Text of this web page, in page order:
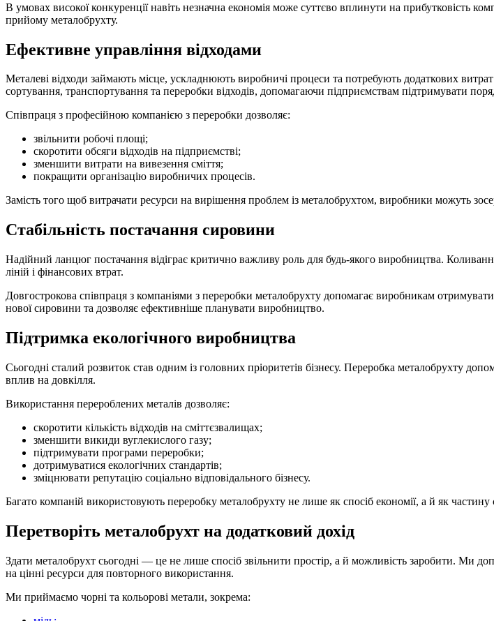
В умовах високої конкуренції навіть незначна економія може суттєво вплинути на прибутковість
прийому металобрухту.
Ефективне управління відходами
Металеві відходи займають місце, ускладнюють виробничі процеси та потребують додаткових
сортування, транспортування та переробки відходів, допомагаючи підприємствам підтримувати
Співпраця з професійною компанією з переробки дозволяє:
звільнити робочі площі;
скоротити обсяги відходів на підприємстві;
зменшити витрати на вивезення сміття;
покращити організацію виробничих процесів.
Замість того щоб витрачати ресурси на вирішення проблем із металобрухтом, виробники можуть
Стабільність постачання сировини
Надійний ланцюг постачання відіграє критично важливу роль для будь-якого виробництва.
ліній і фінансових втрат.
Довгострокова співпраця з компаніями з переробки металобрухту допомагає виробникам
нової сировини та дозволяє ефективніше планувати виробництво.
Підтримка екологічного виробництва
Сьогодні сталий розвиток став одним із головних пріоритетів бізнесу. Переробка металобрухту
вплив на довкілля.
Використання перероблених металів дозволяє:
скоротити кількість відходів на сміттєзвалищах;
зменшити викиди вуглекислого газу;
підтримувати програми переробки;
дотримуватися екологічних стандартів;
зміцнювати репутацію соціально відповідального бізнесу.
Багато компаній використовують переробку металобрухту не лише як спосіб економії, а й як частину
Перетворіть металобрухт на додатковий дохід
Здати металобрухт сьогодні — це не лише спосіб звільнити простір, а й можливість заробити. Ми
на цінні ресурси для повторного використання.
Ми приймаємо чорні та кольорові метали, зокрема: